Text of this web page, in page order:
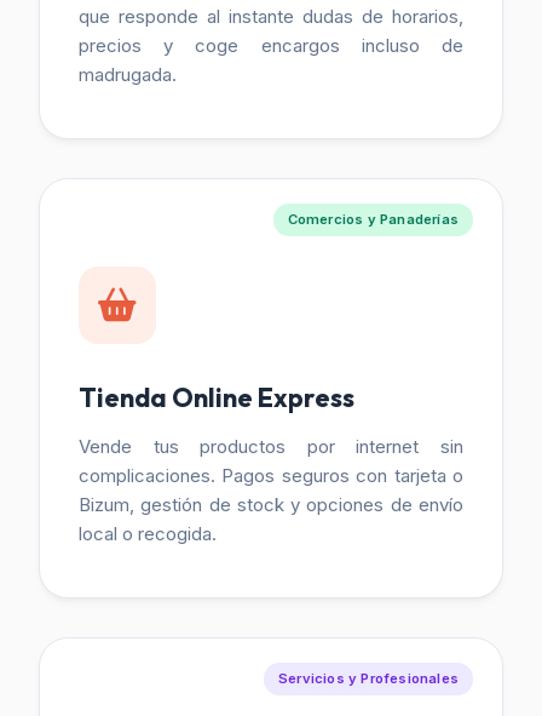
que responde al instante dudas de horarios,
precios y coge encargos incluso de
madrugada.
Comercios y Panaderías
Tienda Online Express
Vende tus productos por internet sin
complicaciones. Pagos seguros con tarjeta o
Bizum, gestión de stock y opciones de envío
local o recogida.
Servicios y Profesionales